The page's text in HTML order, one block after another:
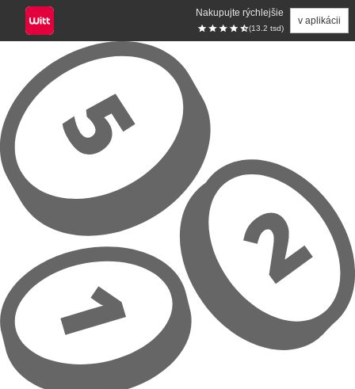
Nakupujte rýchlejšie
(13.2 tsd)
v aplikácii
Prejsť na hlavný obsah